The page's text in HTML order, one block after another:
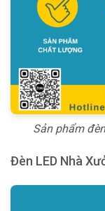
Sản phẩm
Đèn LED Nhà